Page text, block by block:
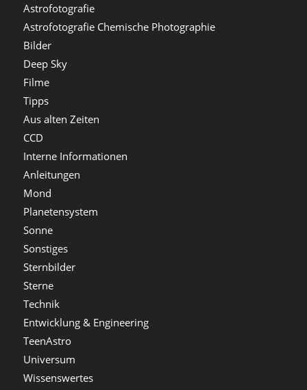
Astrofotografie
Astrofotografie Chemische Photographie
Bilder
Deep Sky
Filme
Tipps
Aus alten Zeiten
CCD
Interne Informationen
Anleitungen
Mond
Planetensystem
Sonne
Sonstiges
Sternbilder
Sterne
Technik
Entwicklung & Engineering
TeenAstro
Universum
Wissenswertes